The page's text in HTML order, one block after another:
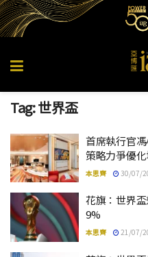
Tag:世界盃
首席執行官
策略力爭優
本思齊 30/07/
花旗：世界
9%
本思齊 21/07/